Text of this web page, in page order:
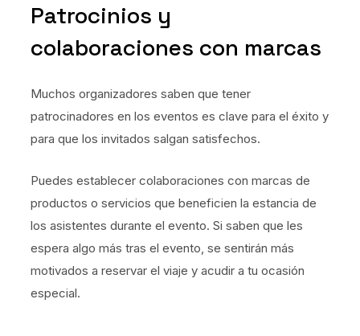
Patrocinios y
colaboraciones con marcas
Muchos organizadores saben que tener
patrocinadores en los eventos es clave para el éxito y
para que los invitados salgan satisfechos.
Puedes establecer colaboraciones con marcas de
productos o servicios que beneficien la estancia de
los asistentes durante el evento. Si saben que les
espera algo más tras el evento, se sentirán más
motivados a reservar el viaje y acudir a tu ocasión
especial.